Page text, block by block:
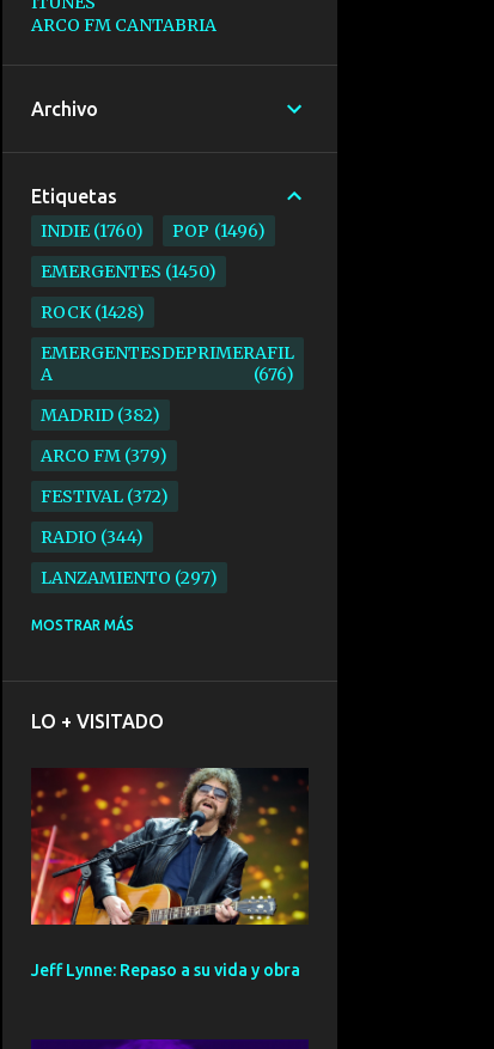
ARCO FM CANTABRIA
Archivo
Etiquetas
INDIE 1760 POP 1496
EMERGENTES 1450
ROCK 1428
EMERGENTESDEPRIMERAFIL
A
676
MADRID 382
ARCO FM 379
FESTIVAL 372
RADIO 344
LANZAMIENTO 297
ELECTRONICA
BARCELONA 191
ELECTROINDIE 189
PRIMERA FILA FEST
188
ELECTROPOP 185
PUNK
MOSTRAR MÁS
LO + VISITADO
Jeff Lynne: Repaso a su vida y obra